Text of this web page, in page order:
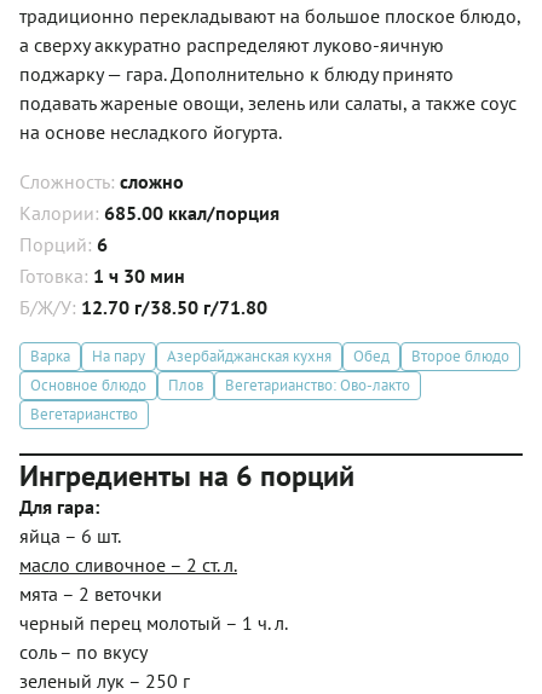
традиционно перекладывают на большое плоское блюдо,
а сверху аккуратно распределяют луково-яичную
поджарку — гара. Дополнительно к блюду принято
подавать жареные овощи, зелень или салаты, а также соус
на основе несладкого йогурта.
Сложность: сложно
Калории: 685.00 ккал/порция
Порций: 6
Готовка: 1 ч 30 мин
Б/Ж/У: 12.70 г/38.50 г/71.80
Варка На пару Азербайджанская кухня Обед
Второе блюдо
Основное блюдо
Плов
Вегетарианство: Ово-лакто
Вегетарианство
Ингредиенты на 6 порций
Для гара:
яйца – 6 шт.
масло сливочное – 2 ст. л.
мята – 2 веточки
черный перец молотый – 1 ч. л.
соль – по вкусу
зеленый лук – 250 г